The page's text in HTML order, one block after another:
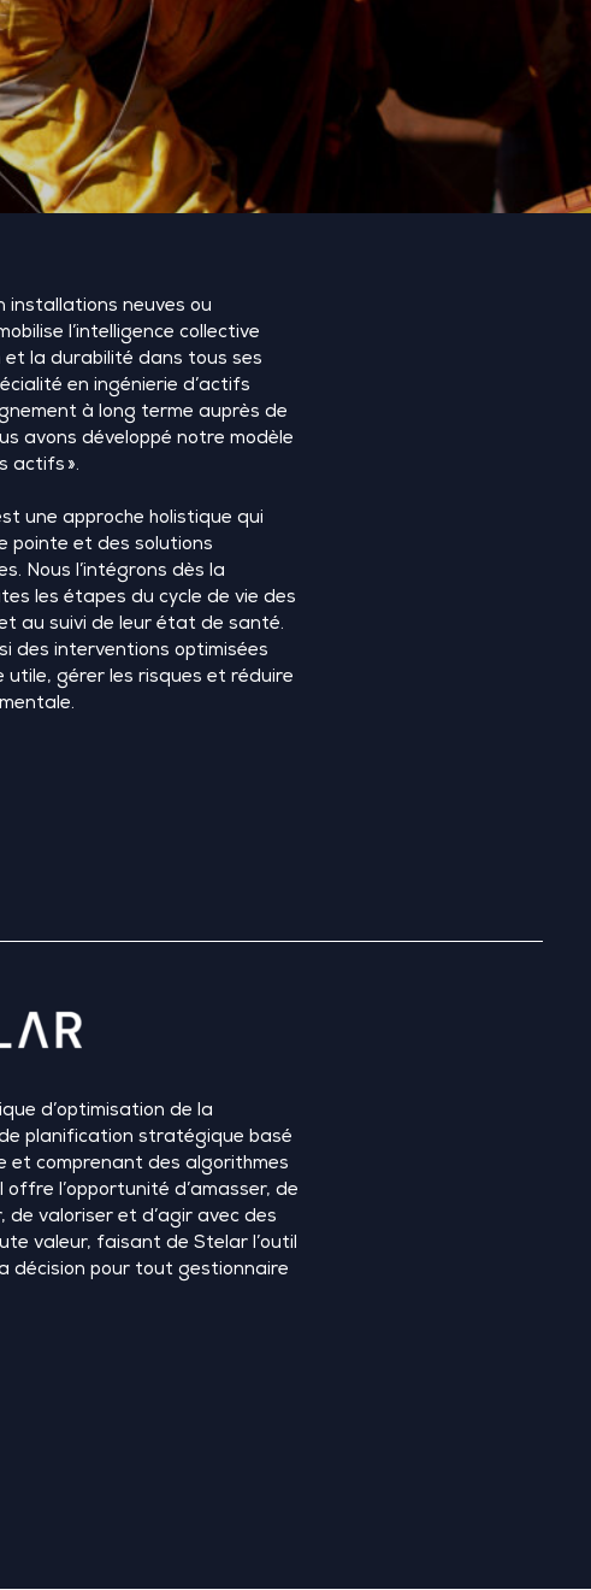
installations neuves ou
l’intelligence collective
et la durabilité dans tous ses
en ingénierie d’actifs
à long terme auprès de
avons développé notre modèle
actifs ».
une approche holistique qui
pointe et des solutions
Nous l’intégrons dès la
les étapes du cycle de vie des
au suivi de leur état de santé.
des interventions optimisées
utile, gérer les risques et réduire
d’optimisation de la
planification stratégique basé
et comprenant des algorithmes
offre l’opportunité d’amasser, de
valoriser et d’agir avec des
valeur, faisant de Stelar l’outil
décision pour tout gestionnaire